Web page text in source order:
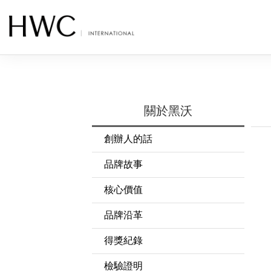
關於黑沃
創辦人的話
品牌故事
核心價值
品牌沿革
得獎紀錄
檢驗證明